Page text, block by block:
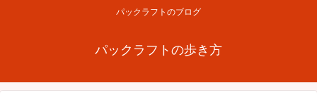
パックラフトのブログ
パックラフトの歩き方